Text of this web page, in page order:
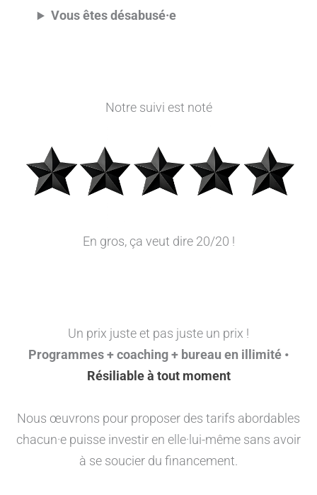
Vous êtes désabusé·e
Notre suivi est noté
En gros, ça veut dire 20/20 !
Un prix juste et pas juste un prix !
Programmes + coaching + bureau en illimité •
Résiliable à tout moment
Nous œuvrons pour proposer des tarifs abordables
chacun·e puisse investir en elle·lui-même sans avoir
à se soucier du financement.